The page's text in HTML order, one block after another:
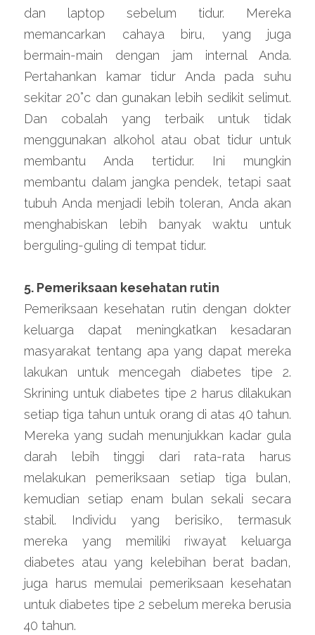
dan laptop sebelum tidur. Mereka
memancarkan cahaya biru, yang juga
bermain-main dengan jam internal Anda.
Pertahankan kamar tidur Anda pada suhu
sekitar 20°c dan gunakan lebih sedikit selimut.
Dan cobalah yang terbaik untuk tidak
menggunakan alkohol atau obat tidur untuk
membantu Anda tertidur. Ini mungkin
membantu dalam jangka pendek, tetapi saat
tubuh Anda menjadi lebih toleran, Anda akan
menghabiskan lebih banyak waktu untuk
berguling-guling di tempat tidur.
5. Pemeriksaan kesehatan rutin
Pemeriksaan kesehatan rutin dengan dokter
keluarga dapat meningkatkan kesadaran
masyarakat tentang apa yang dapat mereka
lakukan untuk mencegah diabetes tipe 2.
Skrining untuk diabetes tipe 2 harus dilakukan
setiap tiga tahun untuk orang di atas 40 tahun.
Mereka yang sudah menunjukkan kadar gula
darah lebih tinggi dari rata-rata harus
melakukan pemeriksaan setiap tiga bulan,
kemudian setiap enam bulan sekali secara
stabil. Individu yang berisiko, termasuk
mereka yang memiliki riwayat keluarga
diabetes atau yang kelebihan berat badan,
juga harus memulai pemeriksaan kesehatan
untuk diabetes tipe 2 sebelum mereka berusia
40 tahun.